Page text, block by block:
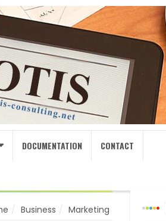
DOCUMENTATION CONTACT
Business Marketing